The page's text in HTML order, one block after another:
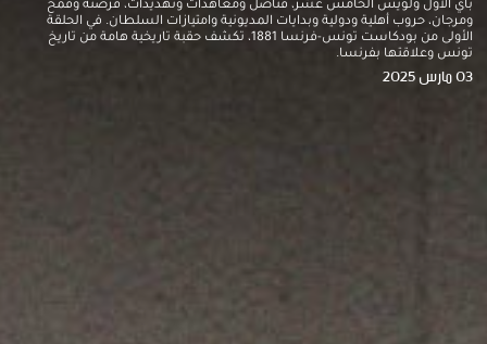
باي الأول ولويس الخامس عشر، قناصل ومعاهدات وتهديدات، قرصنة وقمح
ومرجان، حروب أهلية ودولية وبدايات المديونية وامتيازات السلطان. في الحلقة
الأولى من بودكاست تونس-فرنسا 1881، تكشف حقبة تاريخية هامة من تاريخ
تونس وعلاقتها بفرنسا.
03 مارس 2025